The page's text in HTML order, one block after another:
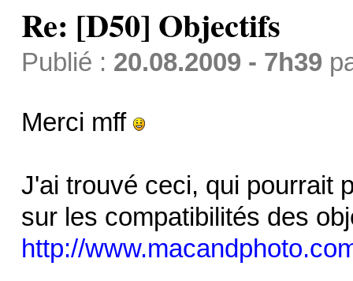
Re: [D50] Objectifs
Publié : 20.08.2009 - 7h39
Merci mff
J'ai trouvé ceci, qui pourrait
sur les compatibilités des
http://